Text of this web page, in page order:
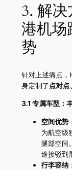
3. 解
港机场
势
针对上述痛点
身定制了 点对点
3.1 专属车型：
空间优势
为航空级
腿部空间
途接驳到
行李容纳